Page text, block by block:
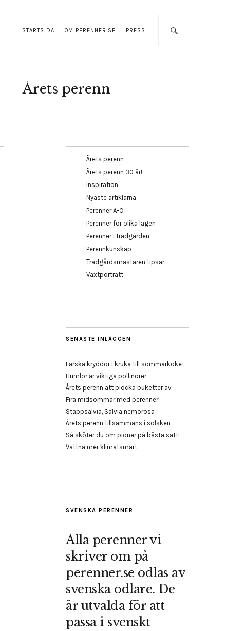
STARTSIDA OM PERENNER.SE PRESS
Årets perenn
Årets perenn
Årets perenn 30 år!
Inspiration
Nyaste artiklarna
Perenner A-Ö
Perenner för olika lägen
Perenner i trädgården
Perennkunskap
Trädgårdsmästaren tipsar
Växtporträtt
SENASTE INLÄGGEN
Färska kryddor i kruka till sommarköket
Humlor är viktiga pollinörer
Årets perenn att plocka buketter av
Fira midsommar med perenner!
Stäppsalvia, Salvia nemorosa
Årets perenn tillsammans i solsken
Så sköter du om pioner på bästa sätt!
Vattna mer klimatsmart
SVENSKA PERENNER
Alla perenner vi
skriver om på
perenner.se odlas av
svenska odlare. De
är utvalda för att
passa i svenskt